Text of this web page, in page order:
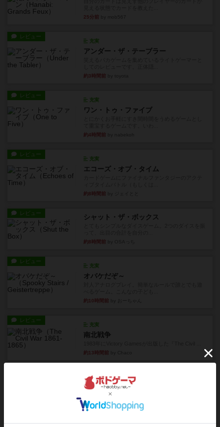
25分前
レビュー
充実
アンダー・ザ・テーブラー
約3時間前
レビュー
充実
ワン・トゥ・ファイブ
約4時間前
レビュー
充実
エコーズ・オブ・タイム
約8時間前
レビュー シャット・ザ・ボックス
約8時間前
レビュー
充実
オバケだぞ～
約10時間前
レビュー
充実
南北戦争
約13時間前
画像付き
ファイアー・ブルズ / 火牛陣
火牛を引き連れて敵を殲滅させる。縦か斜めで前2
列まで攻撃できるが、自分...
約15時間前 by うらまこ